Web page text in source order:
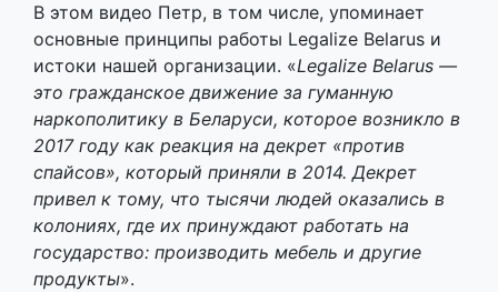
В этом видео Петр, в том числе, упоминает
основные принципы работы Legalize Belarus и
истоки нашей организации. «Legalize Belarus —
это гражданское движение за гуманную
наркополитику в Беларуси, которое возникло в
2017 году как реакция на декрет «против
спайсов», который приняли в 2014. Декрет
привел к тому, что тысячи людей оказались в
колониях, где их принуждают работать на
государство: производить мебель и другие
продукты».